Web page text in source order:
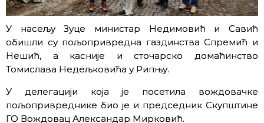
У насељу Зуце министар Недимовић и Савић
обишли су пољопривредна газдинства Спремић и
Нешић, а касније и сточарско домаћинство
Томислава Недељковића у Рипњу.
У делегацији која је посетила вождовачке
пољопривреднике био је и председник Скупштине
ГО Вождовац Александар Мирковић.